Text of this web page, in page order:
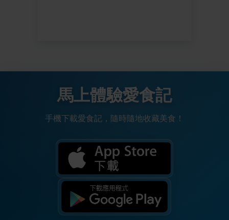
馬上體驗愛食記
手機下載愛食記，隨時隨地收藏美食！